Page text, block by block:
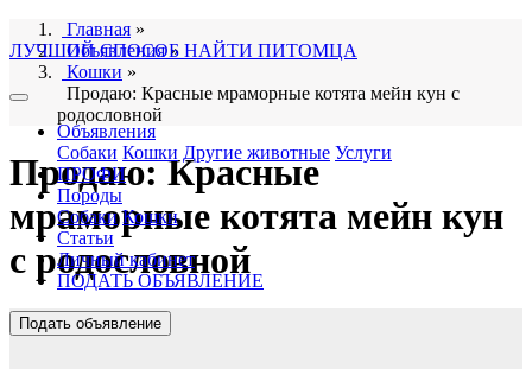
ЛУЧШИЙ СПОСОБ НАЙТИ ПИТОМЦА
Объявления
Собаки Кошки Другие животные Услуги
ПРОФИ
Породы
Собаки Кошки
Статьи
Личный кабинет
ПОДАТЬ ОБЪЯВЛЕНИЕ
Подать объявление
Главная »
Объявления»
Кошки »
Продаю: Красные мраморные котята мейн кун с
родословной
Продаю: Красные
мраморные котята мейн кун
с родословной